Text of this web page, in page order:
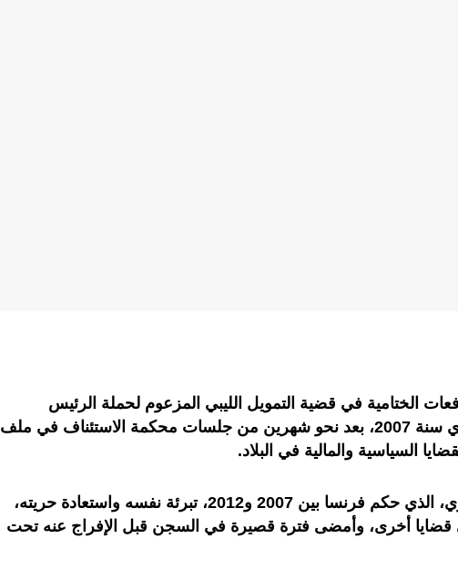
الختامية في قضية التمويل الليبي المزعوم لحملة الرئيس
الأسبق نيكولا ساركوزي سنة 2007، بعد نحو شهرين من جلسات محكمة الاستئناف في ملف
السياسية والمالية في البلاد.
ويحاول نيكولا ساركوزي، الذي حكم فرنسا بين 2007 و2012، تبرئة نفسه واستعادة حريته،
قضايا أخرى، وأمضى فترة قصيرة في السجن قبل الإفراج عنه تحت